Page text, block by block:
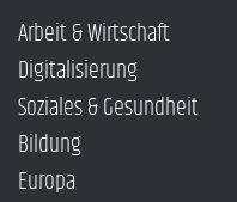
Arbeit & Wirtschaft
Digitalisierung
Soziales & Gesundheit
Bildung
Europa